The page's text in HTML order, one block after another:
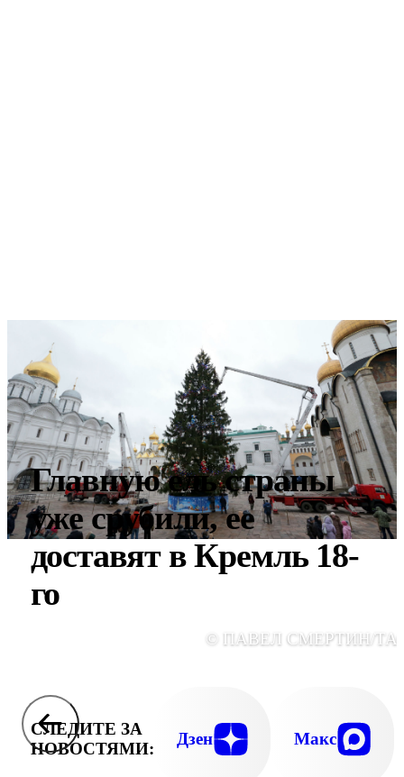
Главную ель страны
уже срубили, ее
доставят в Кремль 18-
го
© ПАВЕЛ СМЕРТИН/
СЛЕДИТЕ ЗА
НОВОСТЯМИ:
Дзен Макс